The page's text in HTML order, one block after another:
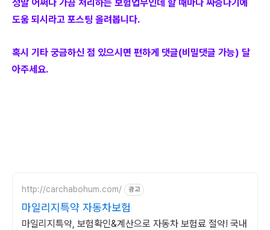
정말 어쩌다 가끔 처리하는 보험업무인데 할 때마다 짜증나기에
도움 되시라고 포스팅 올려봅니다.
혹시 기타 궁금하신 점 있으시면 편하게 댓글(비밀댓글 가능) 달
아주세요.
http://carchabohum.com/ 광고
마일리지특약 자동차보험
마일리지특약, 보험확인&계산으로 자동차 보험료 절약! 국내